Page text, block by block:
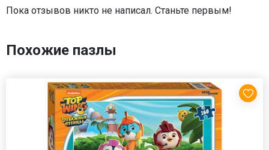
Пока отзывов никто не написал. Станьте первым!
Похожие пазлы